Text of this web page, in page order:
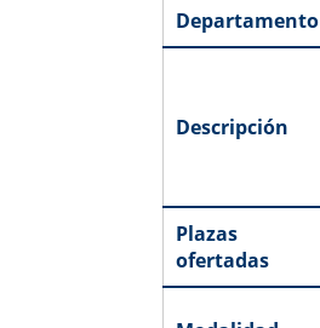
Departamento
Descripción
Plazas
ofertadas